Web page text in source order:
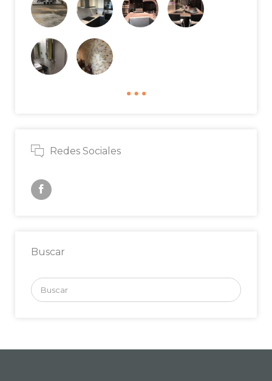
Redes Sociales
Buscar
Buscar
por: